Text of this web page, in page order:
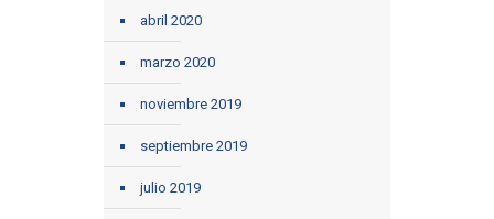
abril 2020
marzo 2020
noviembre 2019
septiembre 2019
julio 2019